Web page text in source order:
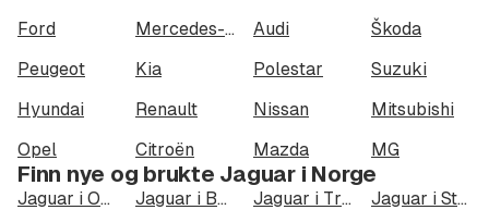
Ford
Mercedes-Benz Audi
Škoda
Peugeot
Kia Polestar
Suzuki
Hyundai
Renault Nissan
Mitsubishi
Opel
Citroën Mazda MG
Finn nye og brukte Jaguar i Norge
Jaguar i Oslo Jaguar i Bergen Jaguar i Trondheim
Jaguar i Stavanger